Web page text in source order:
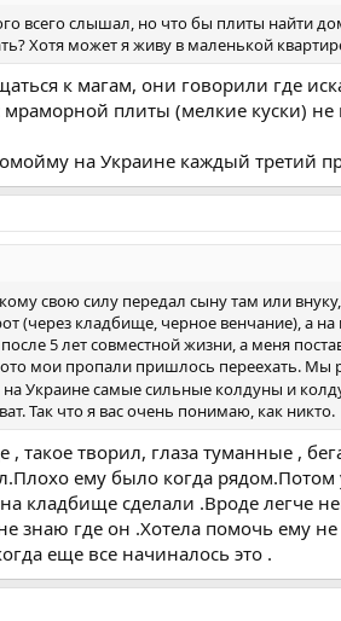
всего слышал, но что бы плиты найти
Хотя может я живу в маленькой
к магам, они говорили где
мраморной плиты (мелкие куски)
на Украине каждый третий
свою силу передал сыну там или
(через кладбище, черное венчание), а
5 лет совместной жизни, а меня
мои пропали пришлось переехать. Мы
Украине самые сильные колдуны и
Так что я вас очень понимаю, как никто.
творил, глаза туманные ,
ему было когда
кладбище сделали .Вроде легче
знаю где он .Хотела помочь ему
еще все начиналось это .